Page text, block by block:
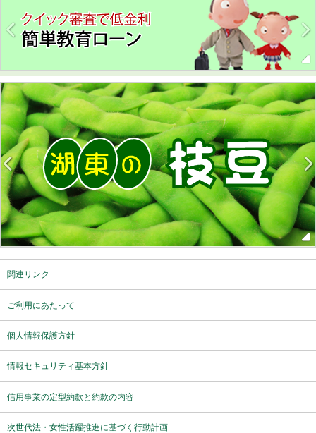
関連リンク
ご利用にあたって
個人情報保護方針
情報セキュリティ基本方針
信用事業の定型約款と約款の内容
次世代法・女性活躍推進に基づく行動計画